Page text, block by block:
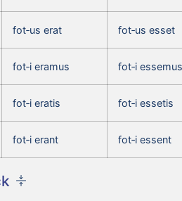
fot‑us erat fot‑us esset
fot‑i eramus fot‑i essemus
fot‑i eratis fot‑i essetis
fot‑i erant fot‑i essent